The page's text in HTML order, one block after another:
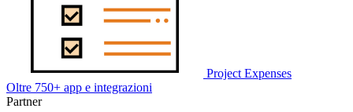
Project Expenses
Oltre 750+ app e integrazioni
Partner